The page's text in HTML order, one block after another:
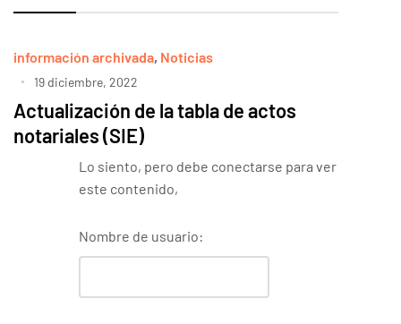
información archivada, Noticias
19 diciembre, 2022
Actualización de la tabla de actos
notariales (SIE)
Lo siento, pero debe conectarse para ver
este contenido,
Nombre de usuario: